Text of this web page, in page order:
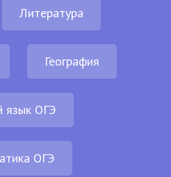
Литература
География
язык ОГЭ
ОГЭ